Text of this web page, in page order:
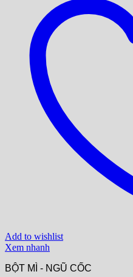
Add to wishlist
Xem nhanh
BỘT MÌ - NGŨ CỐC